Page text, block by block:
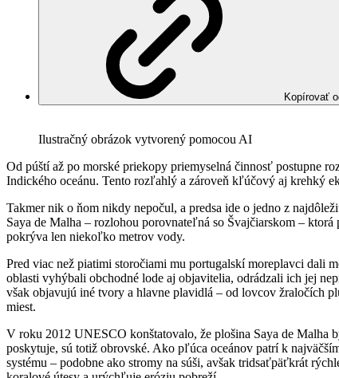
Kopírovať
Ilustračný obrázok vytvorený pomocou AI
Od púští až po morské priekopy priemyselná činnosť postupne
Indického oceánu. Tento rozľahlý a zároveň kľúčový aj krehký
Takmer nik o ňom nikdy nepočul, a predsa ide o jedno z
Saya de Malha – rozlohou porovnateľná so Švajčiarskom –
pokrýva len niekoľko metrov vody.
Pred viac než piatimi storočiami mu portugalskí moreplavci dali
oblasti vyhýbali obchodné lode aj objavitelia, odrádzali ich jej
však objavujú iné tvory a hlavne plavidlá – od lovcov žraločích
miest.
V roku 2012 UNESCO konštatovalo, že plošina Saya de Malha
poskytuje, sú totiž obrovské. Ako pľúca oceánov patrí k
systému – podobne ako stromy na súši, avšak tridsaťpäťkrát